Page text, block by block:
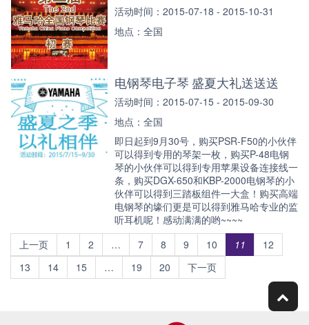
活动时间：2015-07-18 - 2015-10-31
地点：全国
电钢琴电子琴 盛夏大礼送送送
活动时间：2015-07-15 - 2015-09-30
地点：全国
即日起到9月30号，购买PSR-F50的小伙伴
可以得到专用的琴架一枚，购买P-48电钢
琴的小伙伴可以得到专用苹果设备连接线一
条，购买DGX-650和KBP-2000电钢琴的小
伙伴可以得到三踏板组件一大盒！购买高端
电钢琴的壕们更是可以得到雅马哈专业的监
听耳机呢！感动满满的哟~~~~
上一页
1 2 … 7 8 9 10 11
12
13
14 15 … 19 20 下一页